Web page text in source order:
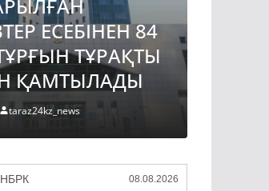
ЕСЕБІНЕН 84
ТҰРАҚТЫ
ҚАМТЫЛАДЫ
taraz24kz_news
НБРК 08.08.2026